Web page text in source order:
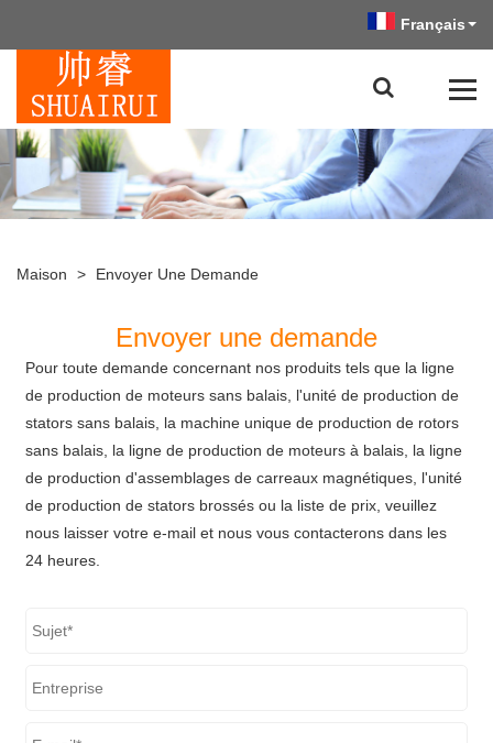
Français
Maison > Envoyer Une Demande
Envoyer une demande
Pour toute demande concernant nos produits tels que la ligne
de production de moteurs sans balais, l'unité de production de
stators sans balais, la machine unique de production de rotors
sans balais, la ligne de production de moteurs à balais, la ligne
de production d'assemblages de carreaux magnétiques, l'unité
de production de stators brossés ou la liste de prix, veuillez
nous laisser votre e-mail et nous vous contacterons dans les
24 heures.